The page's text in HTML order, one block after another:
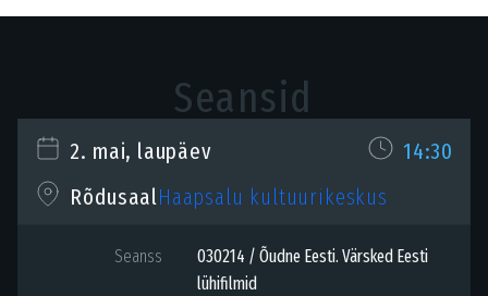
Seansid
2. mai, laupäev
14:30
RõdusaalHaapsalu kultuurikeskus
Seanss
030214 / Õudne Eesti. Värsked Eesti
lühifilmid